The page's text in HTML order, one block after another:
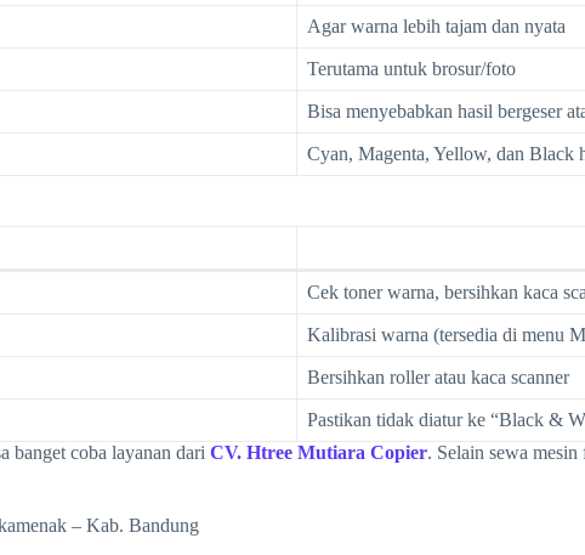
Agar warna lebih tajam dan nyata
Terutama untuk brosur/foto
Bisa menyebabkan hasil bergeser
Cyan, Magenta, Yellow, dan Black
Cek toner warna, bersihkan kaca
Kalibrasi warna (tersedia di menu
Bersihkan roller atau kaca scanner
Pastikan tidak diatur ke “Black &
banget coba layanan dari CV. Htree Mutiara Copier. Selain sewa
– Kab. Bandung